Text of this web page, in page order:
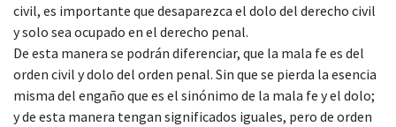
civil, es importante que desaparezca el dolo del derecho civil
y solo sea ocupado en el derecho penal.
De esta manera se podrán diferenciar, que la mala fe es del
orden civil y dolo del orden penal. Sin que se pierda la esencia
misma del engaño que es el sinónimo de la mala fe y el dolo;
y de esta manera tengan significados iguales, pero de orden